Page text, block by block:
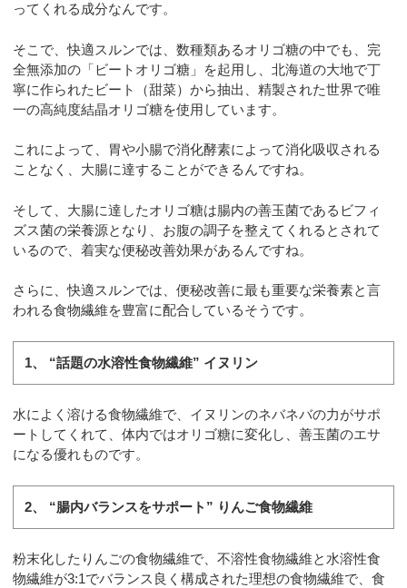
ってくれる成分なんです。
そこで、快適スルンでは、数種類あるオリゴ糖の中でも、完
全無添加の「ビートオリゴ糖」を起用し、北海道の大地で丁
寧に作られたビート（甜菜）から抽出、精製された世界で唯
一の高純度結晶オリゴ糖を使用しています。
これによって、胃や小腸で消化酵素によって消化吸収される
ことなく、大腸に達することができるんですね。
そして、大腸に達したオリゴ糖は腸内の善玉菌であるビフィ
ズス菌の栄養源となり、お腹の調子を整えてくれるとされて
いるので、着実な便秘改善効果があるんですね。
さらに、快適スルンでは、便秘改善に最も重要な栄養素と言
われる食物繊維を豊富に配合しているそうです。
1、 “話題の水溶性食物繊維” イヌリン
水によく溶ける食物繊維で、イヌリンのネバネバの力がサポ
ートしてくれて、体内ではオリゴ糖に変化し、善玉菌のエサ
になる優れものです。
2、 “腸内バランスをサポート” りんご食物繊維
粉末化したりんごの食物繊維で、不溶性食物繊維と水溶性食
物繊維が3:1でバランス良く構成された理想の食物繊維で、食